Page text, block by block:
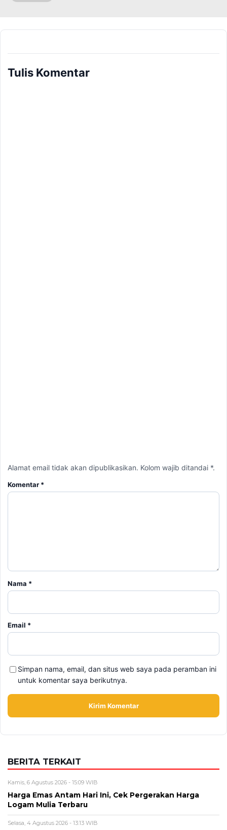
Tulis Komentar
BERITA TERKAIT
Harga Emas Antam Hari Ini, Cek Pergerakan Harga
Selasa, 4 Agustus 2026 - 13:13 WIB
Dilakukan
Selasa, 4 Agustus 2026 - 11:12 WIB
eDabu BPJS Kesehatan Terbaru, Cara Login, Fungsi,
dan Panduan Layanan Badan Usaha